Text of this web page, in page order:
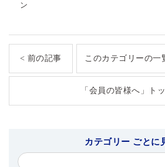
< 前の記事 このカテゴリーの一
「会員の皆様へ」ト
カテゴリー ごとに